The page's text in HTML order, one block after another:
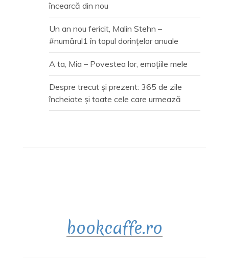
încearcă din nou
Un an nou fericit, Malin Stehn –
#numărul1 în topul dorințelor anuale
A ta, Mia – Povestea lor, emoțiile mele
Despre trecut și prezent: 365 de zile
încheiate și toate cele care urmează
bookcaffe.ro